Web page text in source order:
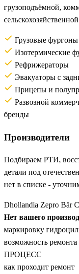
грузоподъёмной,
Грузовые фургоны
Изотермические
Рефрижераторы
Эвакуаторы с
Прицепы и
Развозной
бренды
Производители
Подбираем РТИ,
детали под
нет в списке -
Dhollandia Zepro Bär
Нет вашего
маркировку
возможность
ПРОЦЕСС
как проходит ремонт